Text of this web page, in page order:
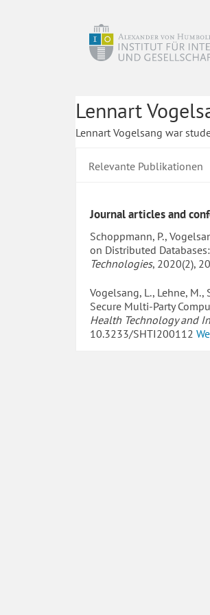
Lennart
Lennart Vogelsang war
Relevante Publikationen
Journal articles and
Schoppmann, P.,
on Distributed
Technologies, 2020(2),
Vogelsang, L., Lehne, M.,
Secure Multi-Party
Health Technology and
10.3233/SHTI200112